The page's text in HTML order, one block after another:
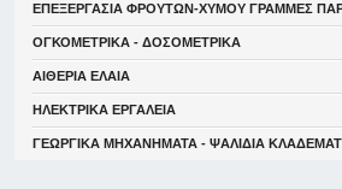
ΕΠΕΞΕΡΓΑΣΙΑ ΦΡΟΥΤΩΝ-ΧΥΜΟΥ ΓΡΑΜΜΕΣ
ΟΓΚΟΜΕΤΡΙΚΑ - ΔΟΣΟΜΕΤΡΙΚΑ
ΑΙΘΕΡΙΑ ΕΛΑΙΑ
ΗΛΕΚΤΡΙΚΑ ΕΡΓΑΛΕΙΑ
ΓΕΩΡΓΙΚΑ ΜΗΧΑΝΗΜΑΤΑ - ΨΑΛΙΔΙΑ